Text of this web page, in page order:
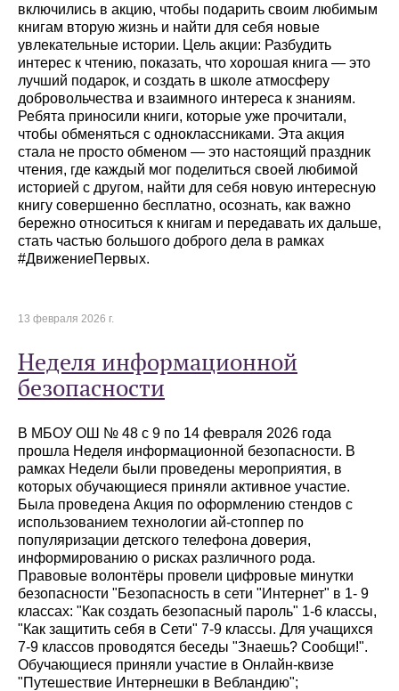
включились в акцию, чтобы подарить своим любимым
книгам вторую жизнь и найти для себя новые
увлекательные истории. Цель акции: Разбудить
интерес к чтению, показать, что хорошая книга — это
лучший подарок, и создать в школе атмосферу
добровольчества и взаимного интереса к знаниям.
Ребята приносили книги, которые уже прочитали,
чтобы обменяться с одноклассниками. Эта акция
стала не просто обменом — это настоящий праздник
чтения, где каждый мог поделиться своей любимой
историей с другом, найти для себя новую интересную
книгу совершенно бесплатно, осознать, как важно
бережно относиться к книгам и передавать их дальше,
стать частью большого доброго дела в рамках
#ДвижениеПервых.
13 февраля 2026 г.
Неделя информационной
безопасности
В МБОУ ОШ № 48 с 9 по 14 февраля 2026 года
прошла Неделя информационной безопасности. В
рамках Недели были проведены мероприятия, в
которых обучающиеся приняли активное участие.
Была проведена Акция по оформлению стендов с
использованием технологии ай-стоппер по
популяризации детского телефона доверия,
информированию о рисках различного рода.
Правовые волонтёры провели цифровые минутки
безопасности "Безопасность в сети "Интернет" в 1- 9
классах: "Как создать безопасный пароль" 1-6 классы,
"Как защитить себя в Сети" 7-9 классы. Для учащихся
7-9 классов проводятся беседы "Знаешь? Сообщи!".
Обучающиеся приняли участие в Онлайн-квизе
"Путешествие Интернешки в Вебландию";